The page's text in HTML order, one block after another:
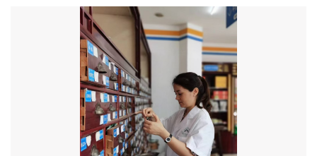
审专家，学校生物科学专业带头人。参加工作以来，
主要承担《人体解剖生理学》《药用植物学》《微生
物学》《药用动物学》《药用矿物...